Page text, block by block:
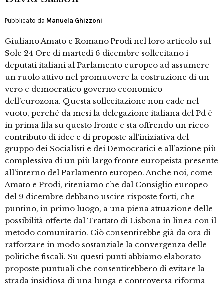
Pubblicato da Manuela Ghizzoni
Giuliano Amato e Romano Prodi nel loro articolo sul
Sole 24 Ore di martedì 6 dicembre sollecitano i
deputati italiani al Parlamento europeo ad assumere
un ruolo attivo nel promuovere la costruzione di un
vero e democratico governo economico
dell’eurozona. Questa sollecitazione non cade nel
vuoto, perché da mesi la delegazione italiana del Pd è
in prima fila su questo fronte e sta offrendo un ricco
contributo di idee e di proposte all’iniziativa del
gruppo dei Socialisti e dei Democratici e all’azione più
complessiva di un più largo fronte europeista presente
all’interno del Parlamento europeo. Anche noi, come
Amato e Prodi, riteniamo che dal Consiglio europeo
del 9 dicembre debbano uscire risposte forti, che
puntino, in primo luogo, a una piena attuazione delle
possibilità offerte dal Trattato di Lisbona in linea con il
metodo comunitario. Ciò consentirebbe già da ora di
rafforzare in modo sostanziale la convergenza delle
politiche fiscali. Su questi punti abbiamo elaborato
proposte puntuali che consentirebbero di evitare la
strada insidiosa di una lunga e controversa riforma